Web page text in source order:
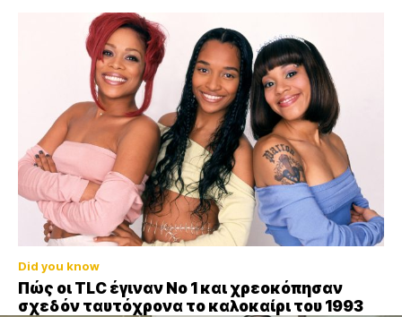
Did you know
Πώς οι TLC έγιναν Νο 1 και χρεοκόπησαν
σχεδόν ταυτόχρονα το καλοκαίρι του 1993